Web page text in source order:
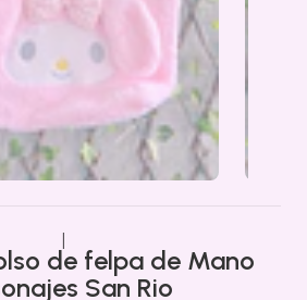
de felpa de Mano
San Rio